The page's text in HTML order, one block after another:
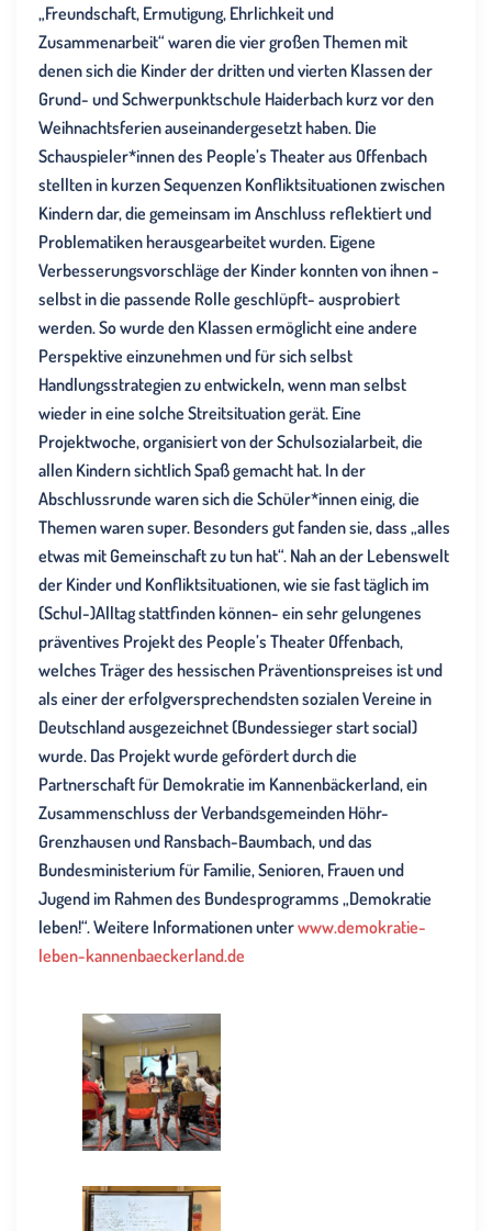
„Freundschaft, Ermutigung, Ehrlichkeit und
Zusammenarbeit“ waren die vier großen Themen mit
denen sich die Kinder der dritten und vierten Klassen der
Grund- und Schwerpunktschule Haiderbach kurz vor den
Weihnachtsferien auseinandergesetzt haben. Die
Schauspieler*innen des People’s Theater aus Offenbach
stellten in kurzen Sequenzen Konfliktsituationen zwischen
Kindern dar, die gemeinsam im Anschluss reflektiert und
Problematiken herausgearbeitet wurden. Eigene
Verbesserungsvorschläge der Kinder konnten von ihnen -
selbst in die passende Rolle geschlüpft- ausprobiert
werden. So wurde den Klassen ermöglicht eine andere
Perspektive einzunehmen und für sich selbst
Handlungsstrategien zu entwickeln, wenn man selbst
wieder in eine solche Streitsituation gerät. Eine
Projektwoche, organisiert von der Schulsozialarbeit, die
allen Kindern sichtlich Spaß gemacht hat. In der
Abschlussrunde waren sich die Schüler*innen einig, die
Themen waren super. Besonders gut fanden sie, dass „alles
etwas mit Gemeinschaft zu tun hat“. Nah an der Lebenswelt
der Kinder und Konfliktsituationen, wie sie fast täglich im
(Schul-)Alltag stattfinden können- ein sehr gelungenes
präventives Projekt des People’s Theater Offenbach,
welches Träger des hessischen Präventionspreises ist und
als einer der erfolgversprechendsten sozialen Vereine in
Deutschland ausgezeichnet (Bundessieger start social)
wurde. Das Projekt wurde gefördert durch die
Partnerschaft für Demokratie im Kannenbäckerland, ein
Zusammenschluss der Verbandsgemeinden Höhr-
Grenzhausen und Ransbach-Baumbach, und das
Bundesministerium für Familie, Senioren, Frauen und
Jugend im Rahmen des Bundesprogramms „Demokratie
leben!“. Weitere Informationen unterwww.demokratie-
leben-kannenbaeckerland.de